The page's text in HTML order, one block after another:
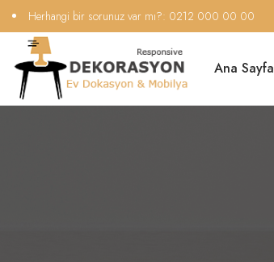
Herhangi bir sorunuz var mı?: 0212 000 00 00
Ana Sayfa